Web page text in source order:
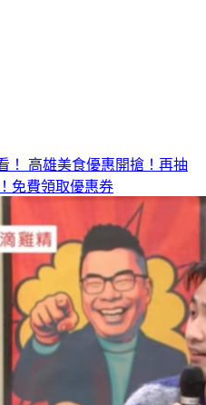
！ 高雄美食優惠開搶！再抽
免費領取優惠券